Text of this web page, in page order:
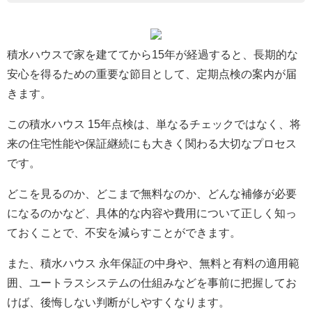
積水ハウスで家を建ててから15年が経過すると、長期的な
安心を得るための重要な節目として、定期点検の案内が届
きます。
この積水ハウス 15年点検は、単なるチェックではなく、将
来の住宅性能や保証継続にも大きく関わる大切なプロセス
です。
どこを見るのか、どこまで無料なのか、どんな補修が必要
になるのかなど、具体的な内容や費用について正しく知っ
ておくことで、不安を減らすことができます。
また、積水ハウス 永年保証の中身や、無料と有料の適用範
囲、ユートラスシステムの仕組みなどを事前に把握してお
けば、後悔しない判断がしやすくなります。